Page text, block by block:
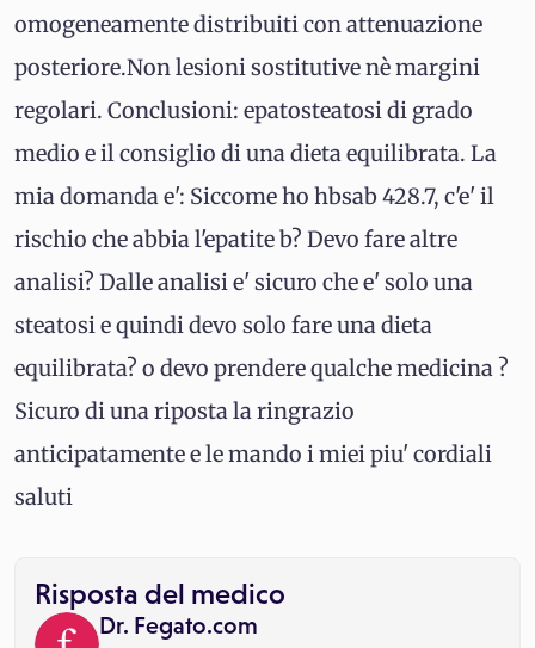
omogeneamente distribuiti con attenuazione
posteriore.Non lesioni sostitutive nè margini
regolari. Conclusioni: epatosteatosi di grado
medio e il consiglio di una dieta equilibrata. La
mia domanda e': Siccome ho hbsab 428.7, c'e' il
rischio che abbia l'epatite b? Devo fare altre
analisi? Dalle analisi e' sicuro che e' solo una
steatosi e quindi devo solo fare una dieta
equilibrata? o devo prendere qualche medicina ?
Sicuro di una riposta la ringrazio
anticipatamente e le mando i miei piu' cordiali
saluti
Risposta del medico
Dr. Fegato.com